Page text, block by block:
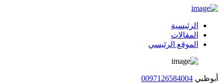
الرئيسية
المقالات
الموقع الرئيسي
أبوظبي 0097126584004